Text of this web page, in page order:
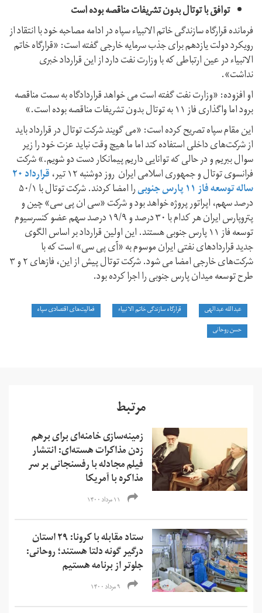
توافق با توتال بدون تشریفات مناقصه بوده است
فرمانده قرارگاه سازندگی خاتم الانبیاء سپاه در ادامه مصاحبه خود با انتقاد از
رویکرد دولت یازدهم برای جذب سرمایه خارجی گفته است: «قرارگاه خاتم
الانبیاء در عین ارتباطی که با وزارت نفت دارد از این قرارداد خبری
نداشت».
او افزوده: «وزارت نفت گفته است می خواهد قراردادگاه به سمت مناقصه
برود اما واگذاری فاز ۱۱ به توتال بدون تشریفات مناقصه بوده است.»
این مقام سپاه تصریح کرده است: «می گویند شرکت توتال در قرارداد باید
از شرکت‌های داخلی استفاده کند اما ما هیچ وقت نباید عزت خود را زیر
سوال ببریم و در حالی که توانایی داریم پیمانکار دست دو شویم.» شرکت
فرانسوی توتال و جمهوری اسلامی ایران روز دوشنبه ۱۲ تیر، قرارداد ۲۰
ساله توسعه فاز ۱۱ پارس جنوبی را امضا کردند. شرکت توتال با ۵۰/۱
درصد سهم، اپراتور پروژه خواهد بود و شرکت «سی ان پی سی» چین و
پتروپارس ایران هر کدام با ۳۰ درصد و ۱۹/۹ درصد سهم عضو کنسرسیوم
توسعه فاز ۱۱ پارس جنوبی هستند. این اولین قرارداد بر اساس الگوی
جدید قراردادهای نفتی ایران موسوم به «آی پی سی» است که با
شرکت‌های خارجی امضا می شود. شرکت توتال پیش از این، فازهای ۲ و ۳
طرح توسعه میدان پارس جنوبی را اجرا کرده بود.
عبدالله عبدالهی قرارگاه سازندگی خاتم الانبیاء
فعالیت‌های اقتصادی سپاه
حسن روحانی
مرتبط
زمینه‌سازی خامنه‌ای برای برهم
زدن مذاکرات هسته‌ای: انتشار
فیلم مجادله با رفسنجانی بر سر
مذاکره با آمریکا
۱۱ مرداد ۱۴۰۰
ستاد مقابله با کرونا: ۲۹ استان
درگیر گونه دلتا هستند؛ روحانی:
جلوتر از برنامه هستیم
۹ مرداد ۱۴۰۰